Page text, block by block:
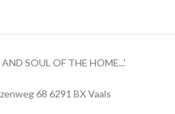
SOUL OF THE HOME...'
68 6291 BX Vaals